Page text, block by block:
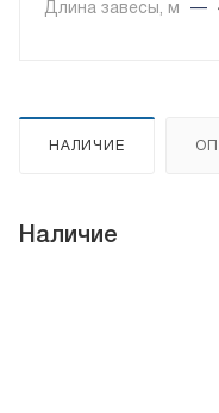
Длина завесы, м
—
НАЛИЧИЕ
Наличие